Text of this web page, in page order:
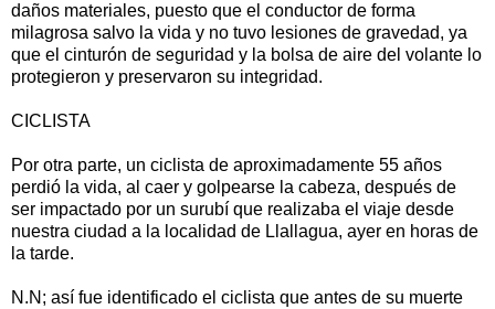
daños materiales, puesto que el conductor de forma
milagrosa salvo la vida y no tuvo lesiones de gravedad, ya
que el cinturón de seguridad y la bolsa de aire del volante lo
protegieron y preservaron su integridad.
CICLISTA
Por otra parte, un ciclista de aproximadamente 55 años
perdió la vida, al caer y golpearse la cabeza, después de
ser impactado por un surubí que realizaba el viaje desde
nuestra ciudad a la localidad de Llallagua, ayer en horas de
la tarde.
N.N; así fue identificado el ciclista que antes de su muerte